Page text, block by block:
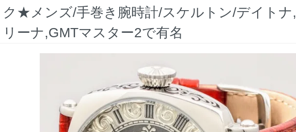
ク★メンズ/手巻き腕時計/スケルトン/デイトナ
リーナ,GMTマスター2で有名